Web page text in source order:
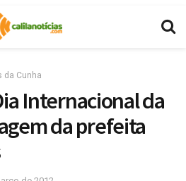
da Cunha
Internacional da
da prefeita